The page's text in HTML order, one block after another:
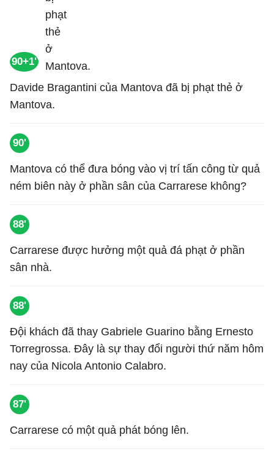
90+1'
Davide Bragantini của Mantova đã bị phạt thẻ ở
Mantova.
90'
Mantova có thể đưa bóng vào vị trí tấn công từ quả
ném biên này ở phần sân của Carrarese không?
88'
Carrarese được hưởng một quả đá phạt ở phần
sân nhà.
88'
Đội khách đã thay Gabriele Guarino bằng Ernesto
Torregrossa. Đây là sự thay đổi người thứ năm hôm
nay của Nicola Antonio Calabro.
87'
Carrarese có một quả phát bóng lên.